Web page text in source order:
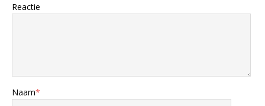
Reactie
Naam*